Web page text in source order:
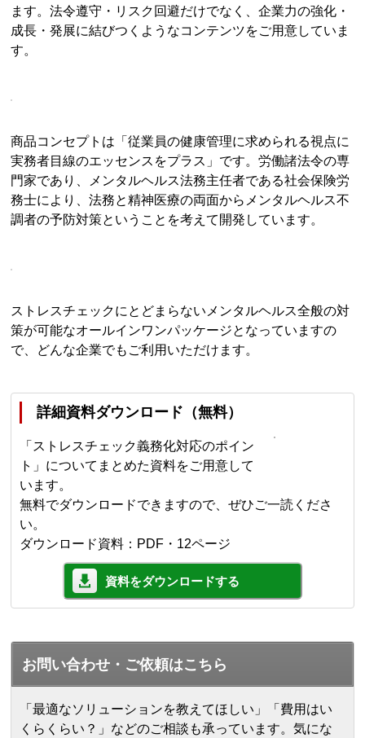
ます。法令遵守・リスク回避だけでなく、企業力の強化・
成長・発展に結びつくようなコンテンツをご用意していま
す。
商品コンセプトは「従業員の健康管理に求められる視点に
実務者目線のエッセンスをプラス」です。労働諸法令の専
門家であり、メンタルヘルス法務主任者である社会保険労
務士により、法務と精神医療の両面からメンタルヘルス不
調者の予防対策ということを考えて開発しています。
ストレスチェックにとどまらないメンタルヘルス全般の対
策が可能なオールインワンパッケージとなっていますの
で、どんな企業でもご利用いただけます。
詳細資料ダウンロード（無料）
「ストレスチェック義務化対応のポイン
ト」についてまとめた資料をご用意して
います。
無料でダウンロードできますので、ぜひご一読くださ
い。
ダウンロード資料：PDF・12ページ
資料をダウンロードする
お問い合わせ・ご依頼はこちら
「最適なソリューションを教えてほしい」「費用はい
くらくらい？」などのご相談も承っています。気にな